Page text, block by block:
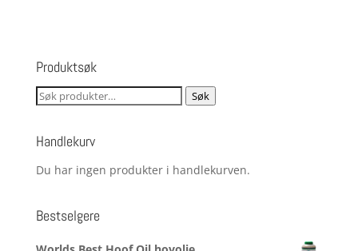
Produktsøk
Søk
Søk
Handlekurv
Du har ingen produkter i handlekurven.
Bestselgere